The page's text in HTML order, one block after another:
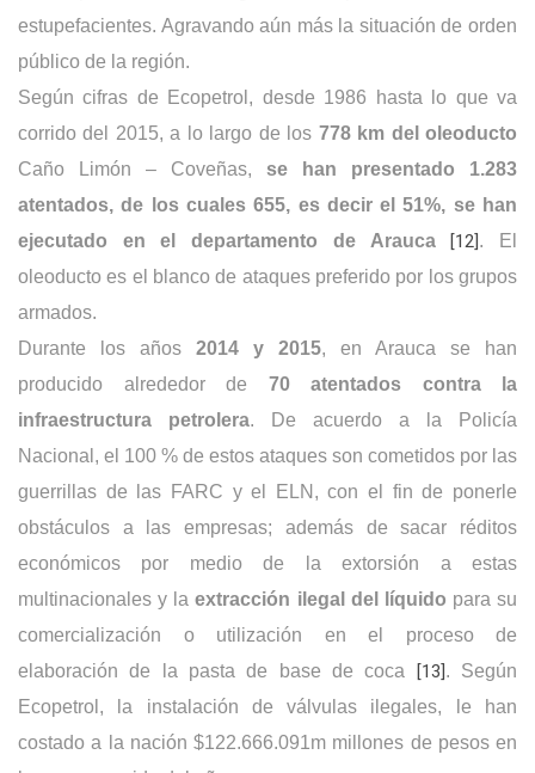
estupefacientes. Agravando aún más la situación de orden
público de la región.
Según cifras de Ecopetrol, desde 1986 hasta lo que va
corrido del 2015, a lo largo de los 778 km del oleoducto
Caño Limón – Coveñas, se han presentado 1.283
atentados, de los cuales 655, es decir el 51%, se han
ejecutado en el departamento de Arauca
[12]. El
oleoducto es el blanco de ataques preferido por los grupos
armados.
Durante los años 2014 y 2015, en Arauca se han
producido alrededor de 70 atentados contra la
infraestructura petrolera. De acuerdo a la Policía
Nacional, el 100 % de estos ataques son cometidos por las
guerrillas de las FARC y el ELN, con el fin de ponerle
obstáculos a las empresas; además de sacar réditos
económicos por medio de la extorsión a estas
multinacionales y laextracción ilegal del líquido para su
comercialización o utilización en el proceso de
elaboración de la pasta de base de coca
[13]. Según
Ecopetrol, la instalación de válvulas ilegales, le han
costado a la nación $122.666.091m millones de pesos en